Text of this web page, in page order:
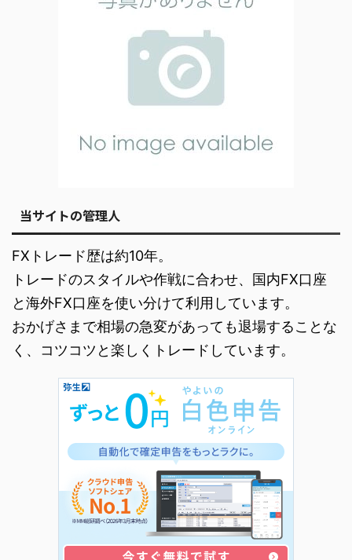
当サイトの管理人
FXトレード歴は約10年。
トレードのスタイルや作戦に合わせ、国内FX口座
と海外FX口座を使い分けて利用しています。
おかげさまで相場の急変があっても退場することな
く、コツコツと楽しくトレードしています。